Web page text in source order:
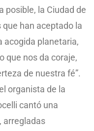
posible, la Ciudad de
que han aceptado la
acogida planetaria,
que nos da coraje,
de nuestra fé”.
organista de la
cantó una
arregladas